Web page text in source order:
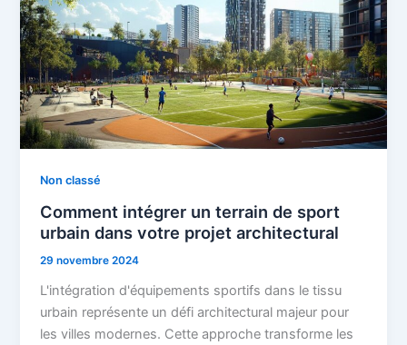
Non classé
Comment intégrer un terrain de sport
urbain dans votre projet architectural
29 novembre 2024
L'intégration d'équipements sportifs dans le tissu
urbain représente un défi architectural majeur pour
les villes modernes. Cette approche transforme les